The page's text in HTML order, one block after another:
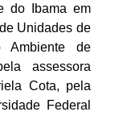
do Ibama em
Unidades de
Ambiente de
assessora
Cota, pela
Federal